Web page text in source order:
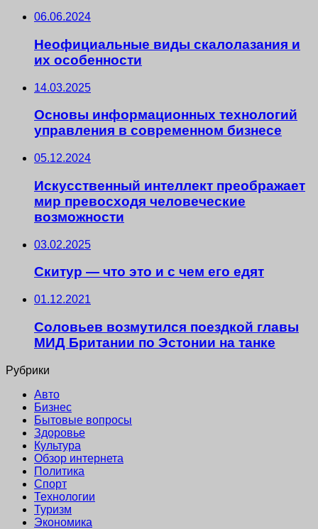
06.06.2024
Неофициальные виды скалолазания и
их особенности
14.03.2025
Основы информационных технологий
управления в современном бизнесе
05.12.2024
Искусственный интеллект преображает
мир превосходя человеческие
возможности
03.02.2025
Скитур — что это и с чем его едят
01.12.2021
Соловьев возмутился поездкой главы
МИД Британии по Эстонии на танке
Рубрики
Авто
Бизнес
Бытовые вопросы
Здоровье
Культура
Обзор интернета
Политика
Спорт
Технологии
Туризм
Экономика